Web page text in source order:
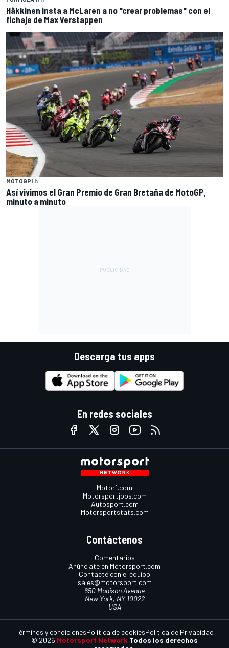
Häkkinen insta a McLaren a no "crear problemas" con el
fichaje de Max Verstappen
MOTOGP1 h
Así vivimos el Gran Premio de Gran Bretaña de MotoGP,
minuto a minuto
Descarga tus apps
En redes sociales
Motor1.com
Motorsportjobs.com
Autosport.com
Motorsportstats.com
Contáctenos
Comentarios
Anúnciate en Motorsport.com
Contacte con el equipo
sales@motorsport.com
650 Madison Avenue
New York, NY 10022
USA
© 2026 Motorsport Network Todos los derechos
Términos y condicionesPolítica de cookiesPolítica de Privacidad